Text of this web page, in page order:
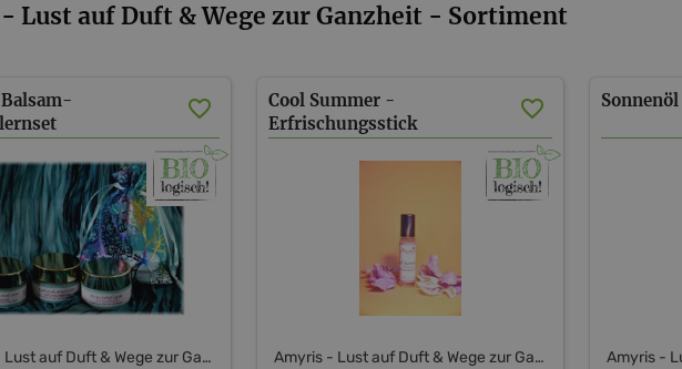
Lust auf Duft & Wege zur Ganzheit - Sortiment
Amyris - Lust auf Duft & Wege zur Ganzheit
Cool Summer -
Erfrischungsstick
Amyris - Lust auf Duft & Wege zur Ganzheit
Sonnenöl